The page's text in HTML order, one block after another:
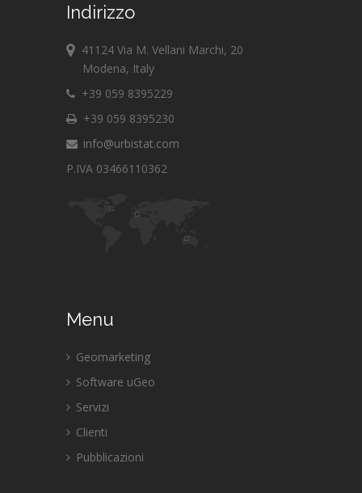
Indirizzo
41124 Via M. Vellani Marchi, 20
Modena, Italy
+39 059 8395229
+39 059 8395230
info@urbistat.com
P.IVA 03466110362
Menu
Geomarketing
Software uGeo
Servizi
Clienti
Pubblicazioni